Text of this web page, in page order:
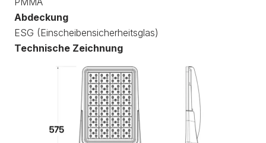
Abdeckung
ESG (Einscheibensicherheitsglas)
Technische Zeichnung